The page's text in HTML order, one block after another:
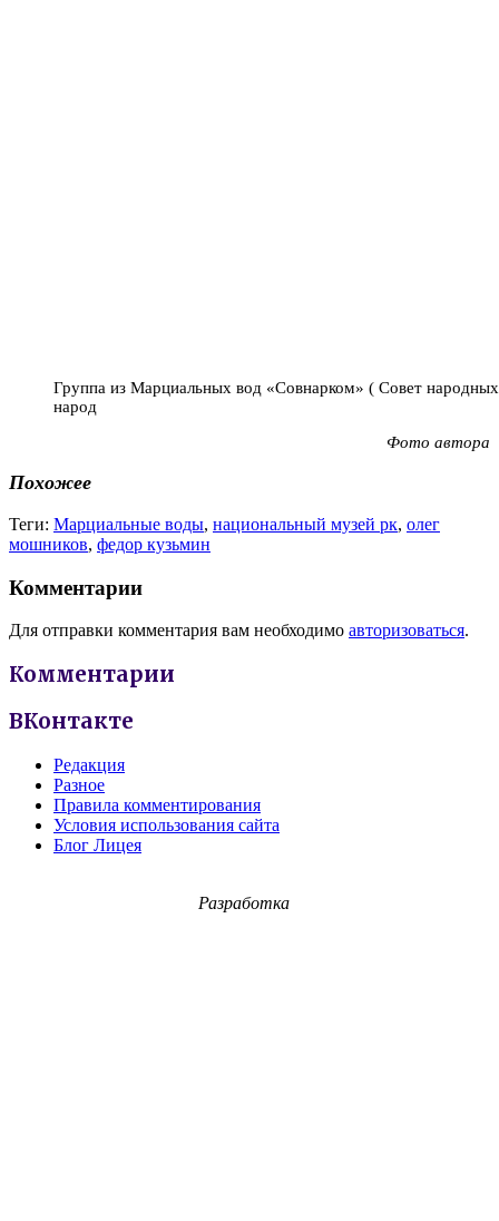
Группа из Марциальных вод «Совнарком» ( Совет
народ
Фото автора
Похожее
Теги: Марциальные воды, национальный музей рк, олег
мошников, федор кузьмин
Комментарии
Для отправки комментария вам необходимо авторизоваться.
Комментарии
ВКонтакте
Редакция
Разное
Правила комментирования
Условия использования сайта
Блог Лицея
Разработка